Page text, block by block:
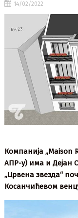
14/02/2022
Компанија ,,Maison
АПР-у) има и Дејан
,,Црвена звезда“
Косанчићевом